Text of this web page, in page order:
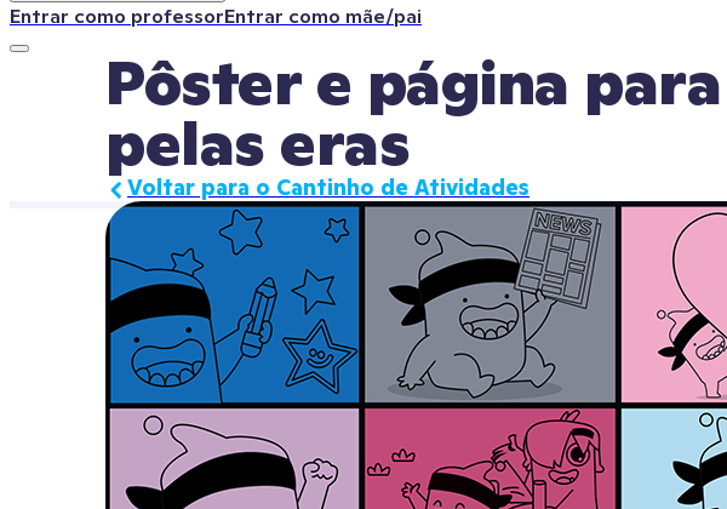
Entrar como professorEntrar como mãe/pai
Pôster e página
pelas eras
Voltar para o Cantinho de Atividades